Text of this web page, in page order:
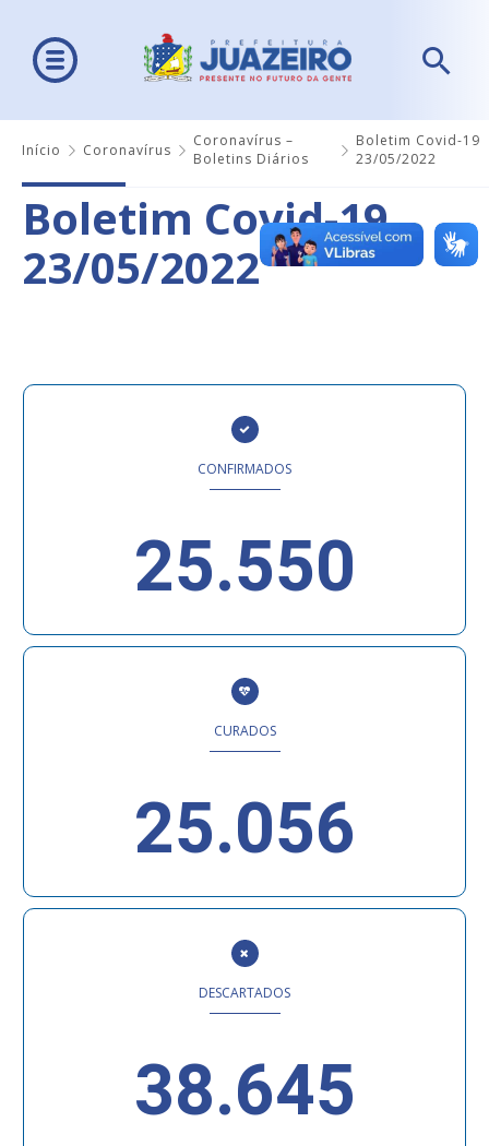
Início Coronavírus
Coronavírus –
Boletins Diários
Boletim Covid-19
23/05/2022
Boletim Covid-19
23/05/2022
CONFIRMADOS
25.550
CURADOS
25.056
DESCARTADOS
38.645